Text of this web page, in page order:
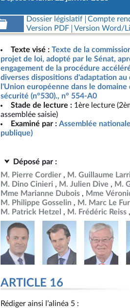
Dossier législatif Compte
Version PDF
Version Word/
Texte visé : Texte de la
projet de loi, adopté par le Sénat,
engagement de la procédure
diverses dispositions d'adaptation au
l'Union européenne dans le domaine
sécurité (n°530)., n° 554-A0
Stade de lecture : 1ère lecture
assemblée saisie)
Examiné par : Assemblée
publique)
Déposé par :
M. Pierre Cordier
M. Guillaume
M. Dino Cinieri
M. Julien Dive
M.
Mme Marianne Dubois
Mme
M. Philippe Gosselin
M. Marc Le Fur
M. Patrick Hetzel
M. Frédéric Reiss
ARTICLE 16
Rédiger ainsi l’alinéa 5 :